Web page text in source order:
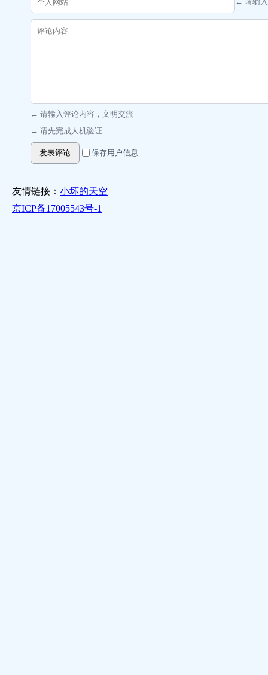
← 请输入评论内容，文明交流
← 请先完成人机验证
发表评论 保存用户信息
友情链接： 小坏的天空
京ICP备17005543号-1